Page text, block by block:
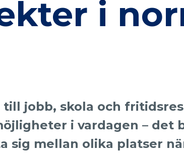
i
jobb, skola och
i vardagen – det
sig mellan olika platser